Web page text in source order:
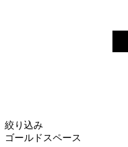
絞り込み
ゴールドスペース